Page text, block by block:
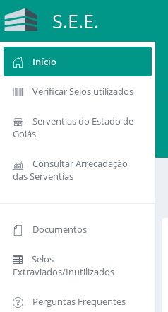
S.E.E.
Início
Verificar Selos utilizados
Serventias do Estado de
Goiás
Consultar Arrecadação
das Serventias
Documentos
Selos
Extraviados/Inutilizados
Perguntas Frequentes